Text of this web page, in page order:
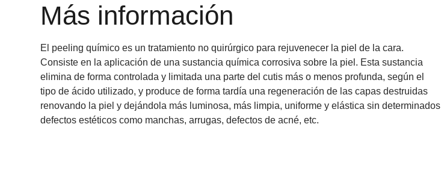
Más información
El peeling químico es un tratamiento no quirúrgico para rejuvenecer la piel de la cara.
Consiste en la aplicación de una sustancia química corrosiva sobre la piel. Esta sustancia
elimina de forma controlada y limitada una parte delcutis más o menos profunda, según el
tipo de ácido utilizado, y produce de forma tardía una regeneración de las capas destruidas
renovando la piel y dejándola más luminosa, más limpia, uniforme y elástica sin determinados
defectos estéticos como manchas, arrugas, defectos deacné, etc.